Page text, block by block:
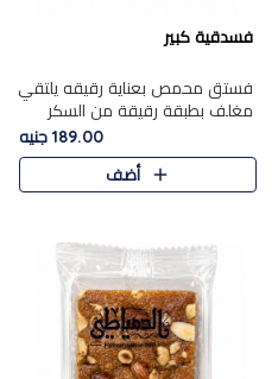
فسدقية كبير
فستق محمص بعناية رقيقه يلتقي
مغلف بطبقة رقيقة من السكر
المكرمل، ليقدم مذاقًا فاخرًا حلوي
شرقية فاخرة ونكهة غنية ناتي تميز
كل قطعة و قوام هش
189.00 جنيه
أضف